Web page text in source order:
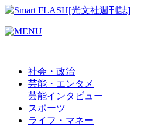
社会・政治
芸能・エンタメ
芸能インタビュー
スポーツ
ライフ・マネー